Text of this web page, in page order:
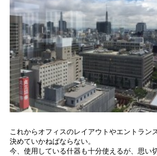
これからオフィスのレイアウトやエントラン
決めていかねばならない。
今、使用している什器も十分使えるが、思い